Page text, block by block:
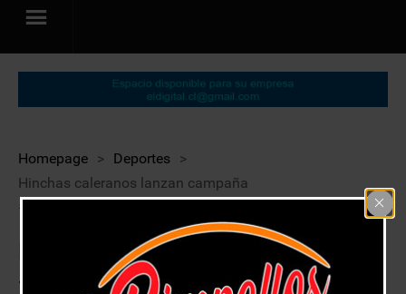
Homepage > Deportes >
Hinchas caleranos lanzan campaña
#RecibeUnChapecoense
Hinchas caleranos lanzan campaña
#RecibeUnChapecoense